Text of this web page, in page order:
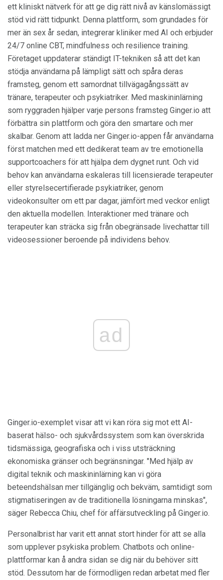
ett kliniskt nätverk för att ge dig rätt nivå av känslomässigt
stöd vid rätt tidpunkt. Denna plattform, som grundades för
mer än sex år sedan, integrerar kliniker med AI och erbjuder
24/7 online CBT, mindfulness och resilience training.
Företaget uppdaterar ständigt IT-tekniken så att det kan
stödja användarna på lämpligt sätt och spåra deras
framsteg, genom ett samordnat tillvägagångssätt av
tränare, terapeuter och psykiatriker. Med maskininlärning
som ryggraden hjälper varje persons framsteg Ginger.io att
förbättra sin plattform och göra den smartare och mer
skalbar. Genom att ladda ner Ginger.io-appen får användarna
först matchen med ett dedikerat team av tre emotionella
supportcoachers för att hjälpa dem dygnet runt. Och vid
behov kan användarna eskaleras till licensierade terapeuter
eller styrelsecertifierade psykiatriker, genom
videokonsulter om ett par dagar, jämfört med veckor enligt
den aktuella modellen. Interaktioner med tränare och
terapeuter kan sträcka sig från obegränsade livechattar till
videosessioner beroende på individens behov.
ad
Ginger.io-exemplet visar att vi kan röra sig mot ett AI-
baserat hälso- och sjukvårdssystem som kan överskrida
tidsmässiga, geografiska och i viss utsträckning
ekonomiska gränser och begränsningar. "Med hjälp av
digital teknik och maskininlärning kan vi göra
beteendshälsan mer tillgänglig och bekväm, samtidigt som
stigmatiseringen av de traditionella lösningarna minskas",
säger Rebecca Chiu, chef för affärsutveckling på Ginger.io.
Personalbrist har varit ett annat stort hinder för att se alla
som upplever psykiska problem. Chatbots och online-
plattformar kan å andra sidan se dig när du behöver sitt
stöd. Dessutom har de förmodligen redan arbetat med fler